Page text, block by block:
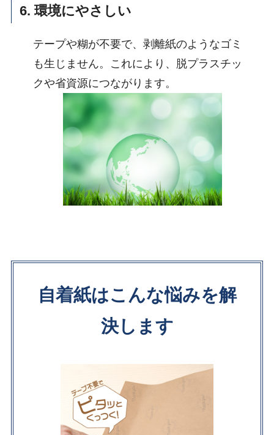
6. 環境にやさしい
テープや糊が不要で、剥離紙のようなゴミ
も生じません。これにより、脱プラスチッ
クや省資源につながります。
自着紙はこんな悩みを解
決します